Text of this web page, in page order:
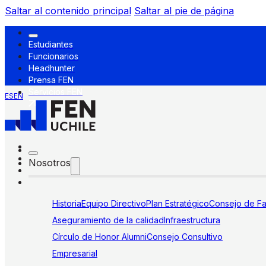
Saltar al contenido principal Saltar al pie de página
Estudiantes
Funcionarios
Headhunter
Prensa FEN
ESEN
Nosotros
HistoriaEquipo DirectivoPlan EstratégicoConsejo de
Aseguramiento de la calidadInfraestructura
Círculo de Honor AlumniConsejo Consultivo
Empresarial